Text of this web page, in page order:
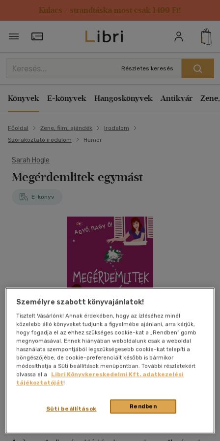
Kulacs / strandtáska most csak 1499 Ft!
Törzsvásárlói Kártya adatai
Részletes keresés
Könyvek E-könyvek Hangoskönyvek Antikvár
Főoldal Zene, film, ajándék
Irodalom
Szórakoztató irodalom
Humor
Sarah Hogle
Megérdemlitek egymást
E-könyv
Beleolvasok
Személyre szabott könyvajánlatok!
Tisztelt Vásárlónk! Annak érdekében, hogy az ízléséhez minél
közelebb álló könyveket tudjunk a figyelmébe ajánlani, arra kérjük,
hogy fogadja el az ehhez szükséges cookie-kat a „Rendben” gomb
megnyomásával. Ennek hiányában weboldalunk csak a weboldal
használata szempontjából legszükségesebb cookie-kat telepíti a
böngészőjébe, de cookie-preferenciáit később is bármikor
módosíthatja a Süti beállítások menüpontban. További részletekért
olvassa el a
Libri Könyvkereskedelmi Kft. adatkezelési
tájékoztatóját!
Rendben
Süti beállítások